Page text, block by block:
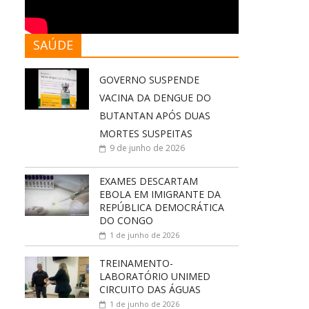
SAÚDE
GOVERNO SUSPENDE
VACINA DA DENGUE DO
BUTANTAN APÓS DUAS
MORTES SUSPEITAS
9 de junho de 2026
EXAMES DESCARTAM
EBOLA EM IMIGRANTE DA
REPÚBLICA DEMOCRÁTICA
DO CONGO
1 de junho de 2026
TREINAMENTO-
LABORATÓRIO UNIMED
CIRCUITO DAS ÁGUAS
1 de junho de 2026